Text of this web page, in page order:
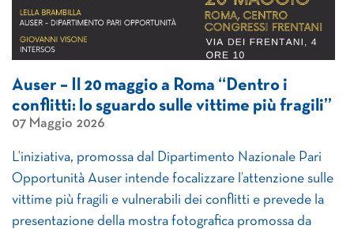
Auser – Il 20 maggio a Roma “Dentro i
conflitti: lo sguardo sulle vittime più fragili”
07 Maggio 2026
L’iniziativa, promossa dal Dipartimento Nazionale Pari
Opportunità Auser intende focalizzare l’attenzione sulle
vittime più fragili e vulnerabili dei conflitti e prevede la
presentazione della mostra fotografica promossa da